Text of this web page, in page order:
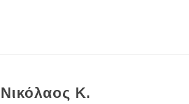
Νικόλαος Κ.